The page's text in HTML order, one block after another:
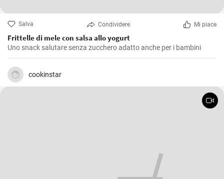
Salva Condividere Mi piace
Frittelle di mele con salsa allo yogurt
Uno snack salutare senza zucchero adatto anche per i bambini
cookinstar